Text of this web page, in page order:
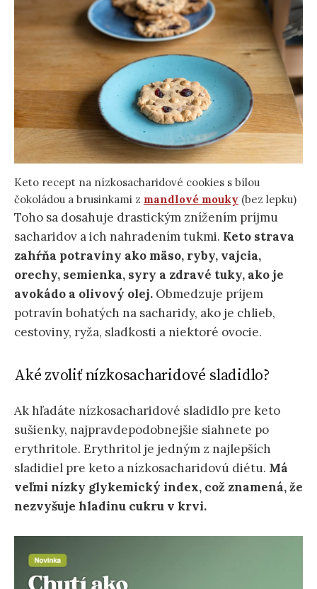
Keto recept na nízkosacharidové cookies s bílou
čokoládou a brusinkami z mandlové mouky (bez lepku)
Toho sa dosahuje drastickým znížením príjmu
sacharidov a ich nahradením tukmi. Keto strava
zahŕňa potraviny ako mäso, ryby, vajcia,
orechy, semienka, syry a zdravé tuky, ako je
avokádo a olivový olej. Obmedzuje príjem
potravín bohatých na sacharidy, ako je chlieb,
cestoviny, ryža, sladkosti a niektoré ovocie.
Aké zvoliť nízkosacharidové sladidlo?
Ak hľadáte nízkosacharidové sladidlo pre keto
sušienky, najpravdepodobnejšie siahnete po
erythritole. Erythritol je jedným z najlepších
sladidiel pre keto a nízkosacharidovú diétu. Má
veľmi nízky glykemický index, což znamená, že
nezvyšuje hladinu cukru v krvi.